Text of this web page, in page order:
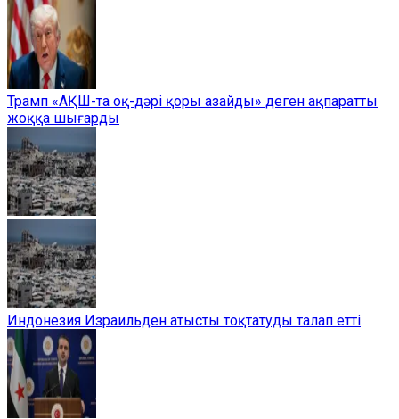
Трамп «АҚШ-та оқ-дәрі қоры азайды» деген ақпаратты
жоққа шығарды
Индонезия Израильден атысты тоқтатуды талап етті